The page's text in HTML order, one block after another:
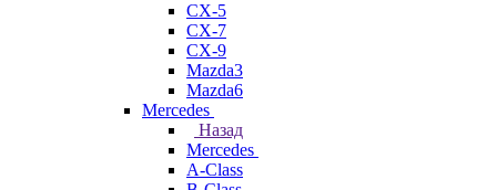
CX-5
CX-7
CX-9
Mazda3
Mazda6
Mercedes
Назад
Mercedes
A-Class